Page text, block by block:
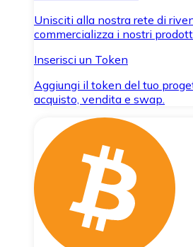
Unisciti alla nostra rete di
commercializza i nostri
Inserisci un Token
Aggiungi il token del tuo
acquisto, vendita e swap.